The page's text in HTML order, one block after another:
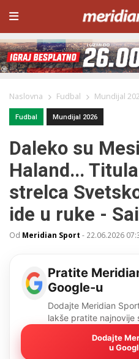
Naslovna Fudbal Mundijal
Fudbal Mundijal 2026
Daleko su
Haland...
strelca
ide u ruke -
Od Meridian Sport - 22.06.2026
Pratite
Google-u
Dodajte Meridian
lakše pratite najnovije
Dodajte
u